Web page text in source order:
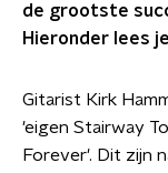
de grootste
Hieronder lees
Gitarist Kirk
'eigen Stairway
Forever'. Dit zijn